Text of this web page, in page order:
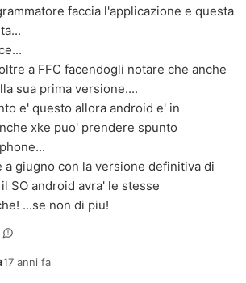
faccia l'applicazione e questa
a FFC facendogli notare che anche
sua prima versione....
e' questo allora android e' in
xke puo' prendere spunto
a giugno con la versione definitiva di
SO android avra' le stesse
...se non di piu!
17 anni fa